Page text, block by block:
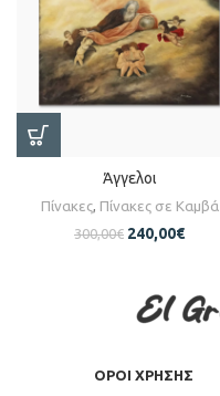
Άγγελοι
Πίνακες, Πίνακες σε Καμβά
300,00€ 240,00€
ΟΡΟΙ ΧΡΗΣΗΣ